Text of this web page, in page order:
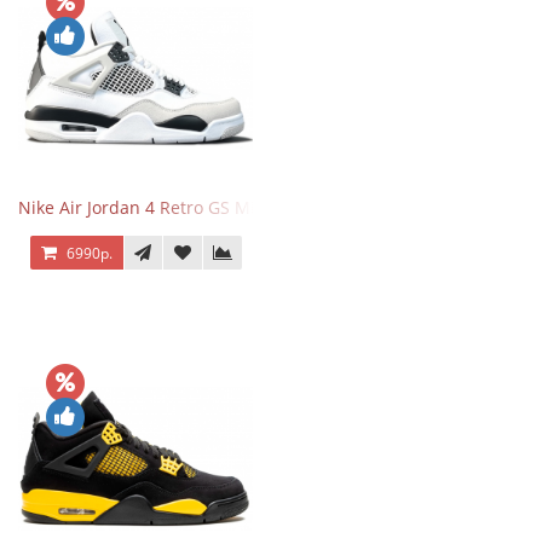
Nike Air Jordan 4 Retro GS Military Black
6990р.